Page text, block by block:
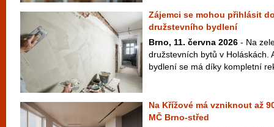
Zájemci se mohou přihlásit
družstevního bydlení
Brno, 11. června 2026 - Na
družstevních bytů v Holáskách.
bydlení se má díky kompletní
Na Křížové má vzniknout až
MČ Brno-střed